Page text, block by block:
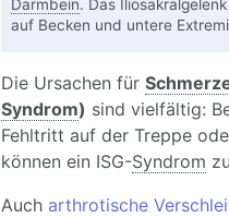
Darmbein. Das
auf Becken und untere
Die Ursachen für
Syndrom) sind vielfältig:
Fehltritt auf der Treppe
können ein ISG-Syndrom
Auch arthrotische